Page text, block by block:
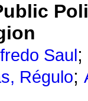
Saul ;
Régulo;